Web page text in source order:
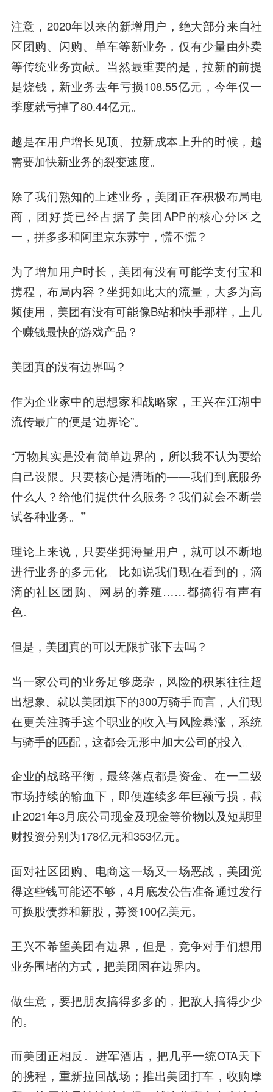
注意，2020年以来的新增用户，绝大部分来自社
区团购、闪购、单车等新业务，仅有少量由外卖
等传统业务贡献。当然最重要的是，拉新的前提
是烧钱 ，新业务去年亏损108.55亿元，今年仅一
季度就亏掉了80.44亿元。
越是在用户增长见顶、拉新成本上升的时候，越
需要加快新业务的裂变速度。
除了我们熟知的上述业务，美团正在积极布局电
商，团好货已经占据了美团APP的核心分区之
一，拼多多和阿里京东苏宁，慌不慌？
为了增加用户时长，美团有没有可能学支付宝和
携程，布局内容？坐拥如此大的流量，大多为高
频使用，美团有没有可能像B站和快手那样，上几
个赚钱最快的游戏产品？
美团真的没有边界吗？
作为企业家中的思想家和战略家，王兴在江湖中
流传最广的便是“边界论”。
“万物其实是没有简单边界的，所以我不认为要给
自己设限。 只要核心是清晰的——我们到底服务
什么人？给他们提供什么服务？我们就会不断尝
试各种业务。”
理论上来说，只要坐拥海量用户，就可以不断地
进行业务的多元化。比如说我们现在看到的，滴
滴的社区团购、网易的养殖……都搞得有声有
色。
但是，美团真的可以无限扩张下去吗？
当一家公司的业务足够庞杂，风险的积累往往超
出想象。就以美团旗下的300万骑手而言，人们现
在更关注骑手这个职业的收入与风险暴涨，系统
与骑手的匹配，这都会无形中加大公司的投入。
企业的战略平衡，最终落点都是资金。在一二级
市场持续的输血下，即便连续多年巨额亏损，截
止2021年3月底公司现金及现金等价物以及短期理
财投资分别为178亿元和353亿元。
面对社区团购、电商这一场又一场恶战，美团觉
得这些钱可能还不够，4月底发公告准备通过发行
可换股债券和新股，募资100亿美元。
王兴不希望美团有边界，但是，竞争对手们想用
业务围堵的方式，把美团困在边界内。
做生意，要把朋友搞得多多的，把敌人搞得少少
的。
而美团正相反。进军酒店，把几乎一统OTA天下
的携程，重新拉回战场；推出美团打车，收购摩